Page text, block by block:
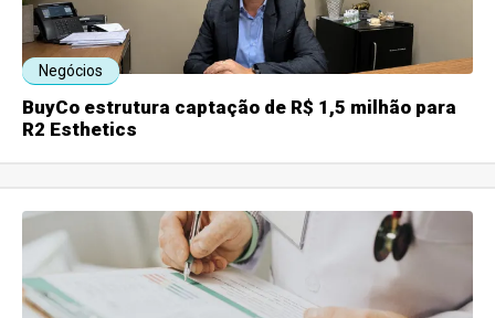
Negócios
BuyCo estrutura captação de R$ 1,5 milhão para
R2 Esthetics